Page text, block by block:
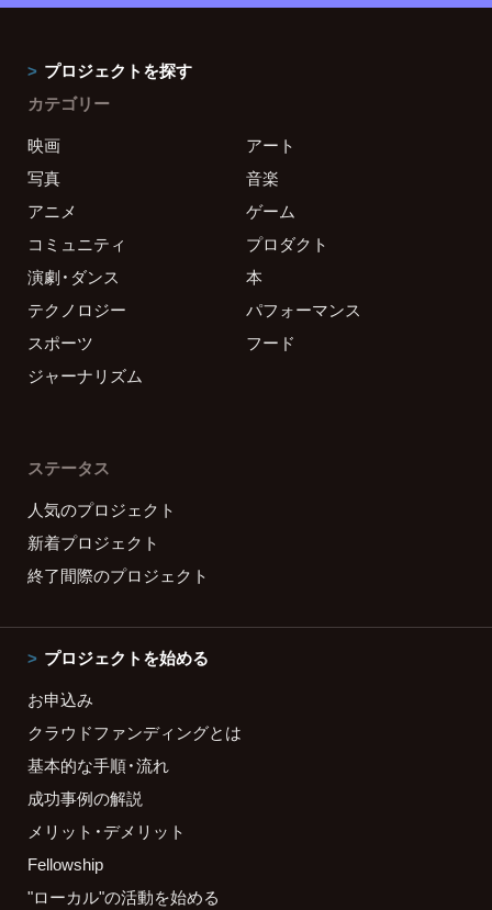
プロジェクトを探す
カテゴリー
映画
アート
写真
音楽
アニメ
ゲーム
コミュニティ
プロダクト
演劇・ダンス
本
テクノロジー
パフォーマンス
スポーツ
フード
ジャーナリズム
ステータス
人気のプロジェクト
新着プロジェクト
終了間際のプロジェクト
プロジェクトを始める
お申込み
クラウドファンディングとは
基本的な手順・流れ
成功事例の解説
メリット・デメリット
Fellowship
"ローカル"の活動を始める